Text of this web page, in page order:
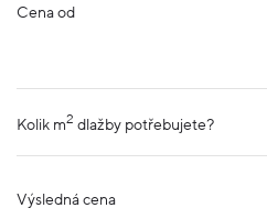
Cena od
Kolik m2 dlažby potřebujete?
Výsledná cena